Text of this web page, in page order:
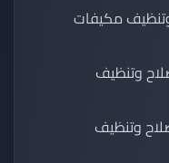
مكيفات
وتنظيف
وتنظيف